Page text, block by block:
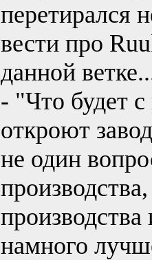
перетирался
вести про
данной
- "Что будет
откроют
не один
намного